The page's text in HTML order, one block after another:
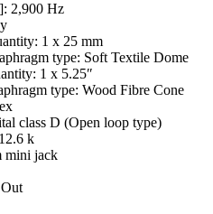
2,900 Hz
1 x 25 mm
type: Soft Textile Dome
1 x 5.25″
type: Wood Fibre Cone
class D (Open loop type)
k
mini jack